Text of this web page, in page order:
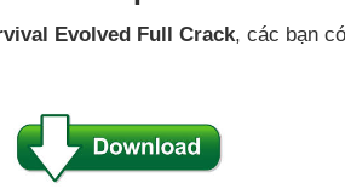
Evolved Full Crack, các bạn